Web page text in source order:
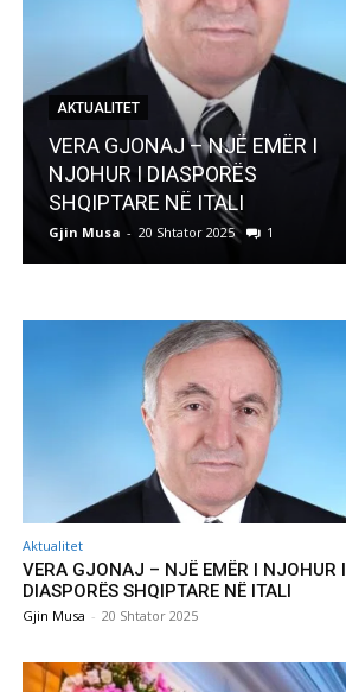
AKTUALITET
VERA GJONAJ – NJË EMËR I
NJOHUR I DIASPORËS
SHQIPTARE NË ITALI
Gjin Musa - 20 Shtator 2025 1
Aktualitet
VERA GJONAJ – NJË EMËR I NJOHUR I
DIASPORËS SHQIPTARE NË ITALI
Gjin Musa - 20 Shtator 2025